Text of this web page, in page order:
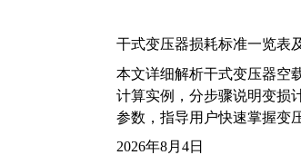
干式变压器损耗标准一览表
本文详细解析干式变压器空
计算实例，分步骤说明变损
参数，指导用户快速掌握变
2026年8月4日